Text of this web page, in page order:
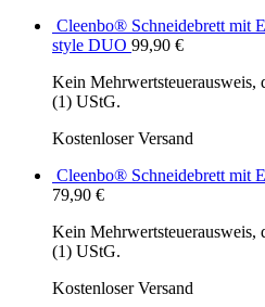
Cleenbo® Schneidebrett mit
style DUO 99,90 €
Kein Mehrwertsteuerausweis,
(1) UStG.
Kostenloser Versand
Cleenbo® Schneidebrett mit
79,90 €
Kein Mehrwertsteuerausweis,
(1) UStG.
Kostenloser Versand